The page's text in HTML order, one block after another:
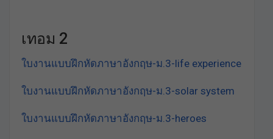
เทอม 2
ใบงานแบบฝึกหัดภาษาอังกฤษ-ม.3-life experience
ใบงานแบบฝึกหัดภาษาอังกฤษ-ม.3-solar system
ใบงานแบบฝึกหัดภาษาอังกฤษ-ม.3-heroes